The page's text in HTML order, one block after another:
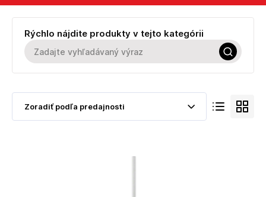
Rýchlo nájdite produkty v tejto kategórii